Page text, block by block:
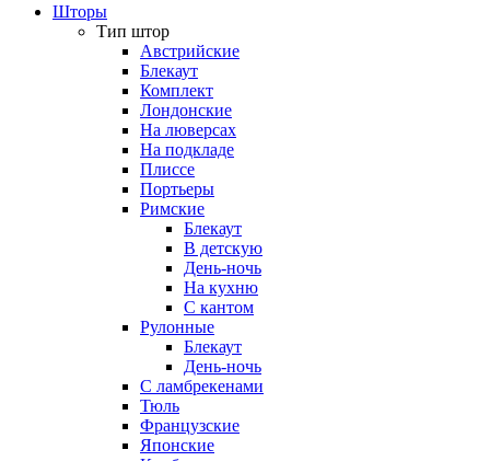
Шторы
Тип штор
Австрийские
Блекаут
Комплект
Лондонские
На люверсах
На подкладе
Плиссе
Портьеры
Римские
Блекаут
В детскую
День-ночь
На кухню
С кантом
Рулонные
Блекаут
День-ночь
С ламбрекенами
Тюль
Французские
Японские